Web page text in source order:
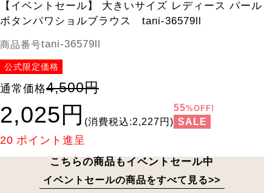
【イベントセール】 大きいサイズ レディース パール
ボタンパワショルブラウス tani-36579ll
商品番号tani-36579ll
公式限定価格
通常価格4,500円
2,025円 (消費税込:2,227円)
55%OFF!
SALE
20 ポイント進呈
こちらの商品もイベントセール中
イベントセールの商品をすべて見る>>